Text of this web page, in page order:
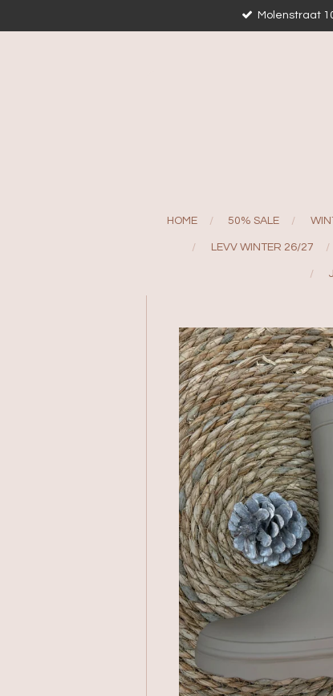
Molenstraat
HOME 50% SALE
LEVV WINTER 26/27